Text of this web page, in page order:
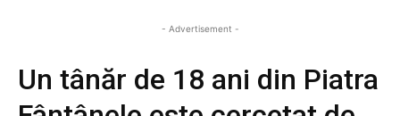
- Advertisement -
Un tânăr de 18 ani din Piatra